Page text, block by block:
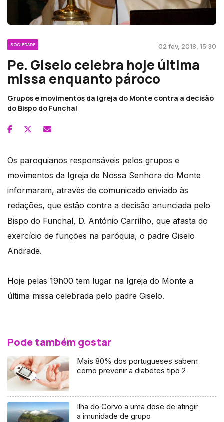
SOCIEDADE 02 fev, 2018, 15:30
Pe. Giselo celebra hoje última
missa enquanto pároco
Grupos e movimentos da Igreja do Monte contra a decisão
do Bispo do Funchal
Os paroquianos responsáveis pelos grupos e
movimentos da Igreja de Nossa Senhora do Monte
informaram, através de comunicado enviado às
redações, que estão contra a decisão anunciada pelo
Bispo do Funchal, D. António Carrilho, que afasta do
exercício de funções na paróquia, o padre Giselo
Andrade.
Hoje pelas 19h00 tem lugar na Igreja do Monte a
última missa celebrada pelo padre Giselo.
Pode também gostar
Mais 80% dos portugueses sabem
como prevenir a diabetes tipo 2
Ilha do Corvo a uma dose de atingir
a imunidade de grupo